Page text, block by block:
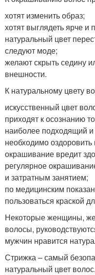
хотят изменить образ;
хотят выглядеть ярче и
натуральный цвет
следуют моде;
желают скрыть седину
внешности.
К натуральному цвету
искусственный цвет
приходят к осознанию
наиболее подходящий
необходимо оздоровить
окрашивание вредит
регулярное
и затратным занятием;
по медицинским
пользоваться краской
Некоторые женщины,
волосы,
мужчин нравится
Стрижка – самый
натуральный цвет волос.